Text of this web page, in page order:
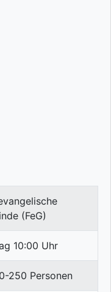
(FeG)
10:00 Uhr
250 Personen